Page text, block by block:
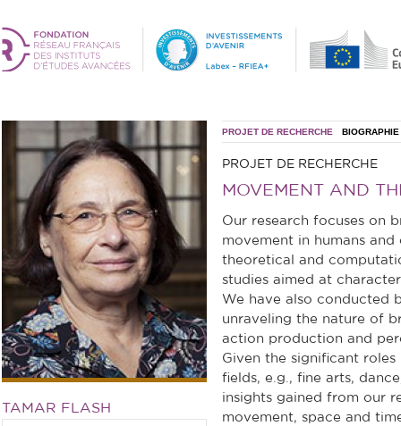
TAMAR FLASH
PROJET DE RECHERCHE BIOGRAPHIE
PROJET DE RECHERCHE
MOVEMENT AND
Our research focuses on
movement in humans
theoretical and
studies aimed at
We have also conducted
unraveling the nature of
action production and
Given the significant
fields, e.g., fine arts,
insights gained from our
movement, space and